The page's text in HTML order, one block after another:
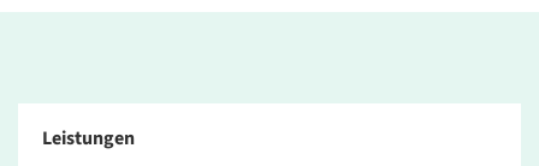
Leistungen